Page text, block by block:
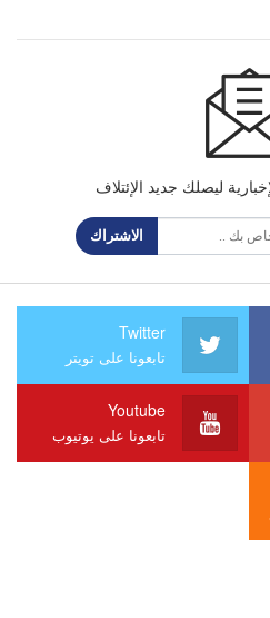
ليصلك جديد الإئتلاف
الاشتراك
Twitter
تابعونا على تويتر
Youtube
تابعونا على يوتيوب